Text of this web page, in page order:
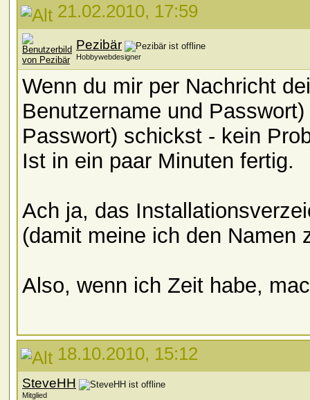
21.02.2010, 17:59
Pezibär
Hobbywebdesigner
Wenn du mir per Nachricht
Benutzername und
Passwort) schickst - kein
Ist in ein paar Minuten fertig.
Ach ja, das
(damit meine ich den Namen
Also, wenn ich Zeit habe,
18.10.2010, 15:12
SteveHH
Mitglied